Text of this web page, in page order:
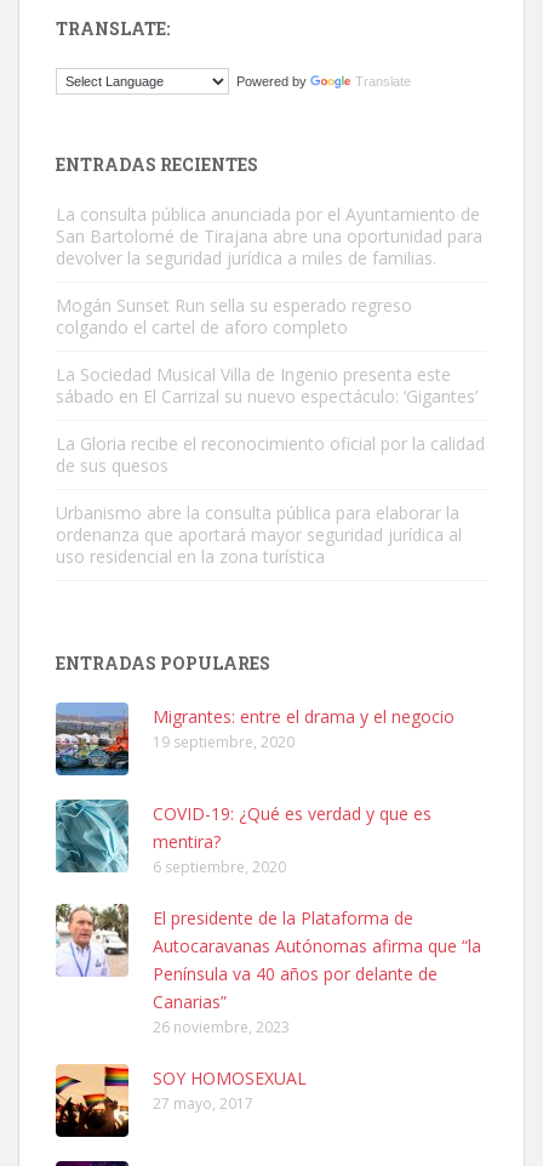
El ayuntamiento se va a llevar a Los Gatos callejeros de la zona los
Gato manso encontrado
Este gato macho ha aparecido en la calle hace menos de un mes,
es muy manso y extremadamente cari...
Leales.org » Gran Canaria
SHIBA PERDIDO AVDA JOSE MESA Y LOPEZ
PERRO MACHO RAZA SHIBA CON MICROCHIP PERDIDO HOY
06/07/2025 ZONA MESA Y LOPEZ. ES MUY ASUSTADIZO
Leales.org » Gran Canaria
6.7.2025
TRANSLATE:
Powered by Translate
ENTRADAS RECIENTES
La consulta pública anunciada por el Ayuntamiento de
San Bartolomé de Tirajana abre una oportunidad para
devolver la seguridad jurídica a miles de familias.
Mogán Sunset Run sella su esperado regreso
colgando el cartel de aforo completo
La Sociedad Musical Villa de Ingenio presenta este
sábado en El Carrizal su nuevo espectáculo: ‘Gigantes’
La Gloria recibe el reconocimiento oficial por la calidad
de sus quesos
Urbanismo abre la consulta pública para elaborar la
ordenanza que aportará mayor seguridad jurídica al
uso residencial en la zona turística
ENTRADAS POPULARES
Migrantes: entre el drama y el negocio
19 septiembre, 2020
COVID-19: ¿Qué es verdad y que es
mentira?
6 septiembre, 2020
El presidente de la Plataforma de
Autocaravanas Autónomas afirma que “la
Península va 40 años por delante de
Canarias”
26 noviembre, 2023
SOY HOMOSEXUAL
27 mayo, 2017